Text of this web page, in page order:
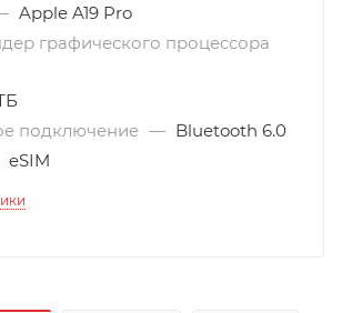
Apple A19 Pro
графического процессора
подключение — Bluetooth 6.0
eSIM